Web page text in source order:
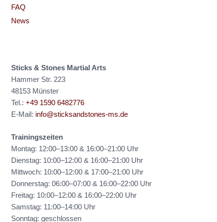
FAQ
News
Sticks & Stones Martial Arts
Hammer Str. 223
48153 Münster
Tel.: +49 1590 6482776
E-Mail: info@sticksandstones-ms.de
Trainingszeiten
Montag: 12:00–13:00 & 16:00–21:00 Uhr
Dienstag: 10:00–12:00 & 16:00–21:00 Uhr
Mittwoch: 10:00–12:00 & 17:00–21:00 Uhr
Donnerstag: 06:00–07:00 & 16:00–22:00 Uhr
Freitag: 10:00–12:00 & 16:00–22:00 Uhr
Samstag: 11:00–14:00 Uhr
Sonntag: geschlossen